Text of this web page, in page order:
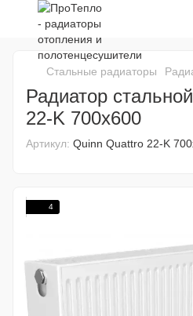
Стальные радиаторы
Радиатор
22-K 700x600
Артикул: Quinn Quattro 22-K
4